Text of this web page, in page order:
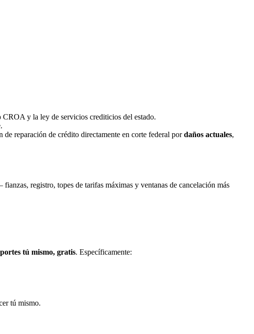
y la ley de servicios crediticios del estado.
de reparación de crédito directamente en corte federal pordaños actuales,
registro, topes de tarifas máximas y ventanas de cancelación más
tú mismo, gratis. Específicamente:
tú mismo.